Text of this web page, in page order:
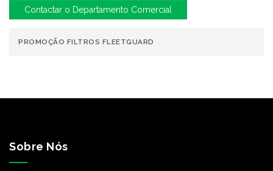
Contactar o Departamento Comercial
PROMOÇÃO FILTROS FLEETGUARD
Sobre Nós